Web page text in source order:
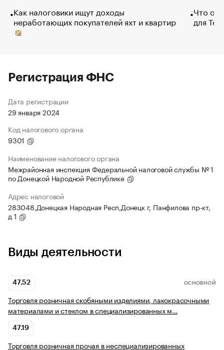
Как налоговики ищут доходы
неработающих покупателей яхт и квартир
Что
для
Регистрация ФНС
Дата регистрации
29 января 2024
Код налогового органа
9301
Наименование налогового органа
Межрайонная инспекция Федеральной налоговой службы № 1
по Донецкой Народной Республике
Адрес налоговой
283048,Донецкая Народная Респ,Донецк г, Панфилова пр-кт,
д 1
Виды деятельности
47.52 ОСНОВНОЙ
Торговля розничная скобяными изделиями, лакокрасочными
материалами и стеклом в специализированных м…
47.19
Торговля розничная прочая в неспециализированных